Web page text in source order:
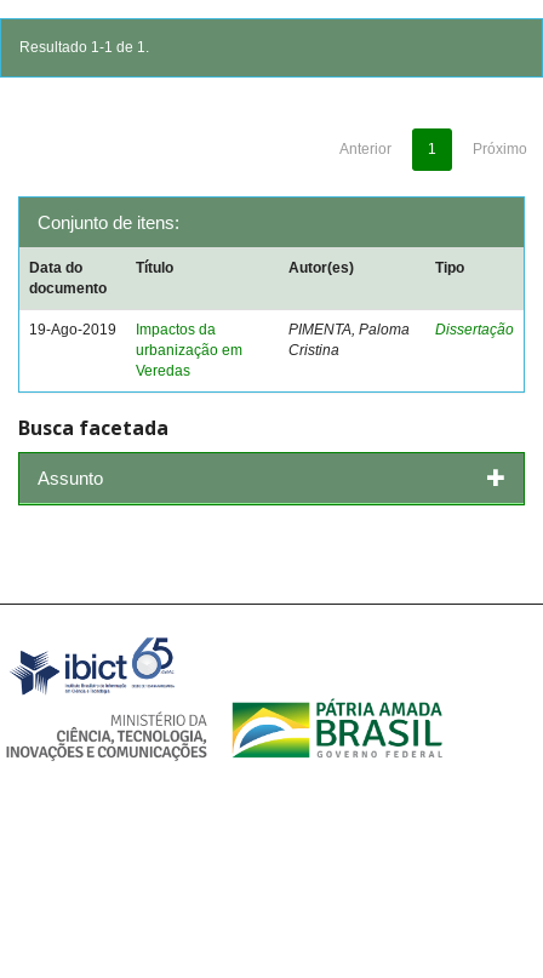
Resultado 1-1 de 1.
Anterior 1 Próximo
Conjunto de itens:
Data do
documento
Título Autor(es) Tipo
19-Ago-2019
Impactos da
urbanização em
Veredas
PIMENTA, Paloma
Cristina
Dissertação
Busca facetada
Assunto